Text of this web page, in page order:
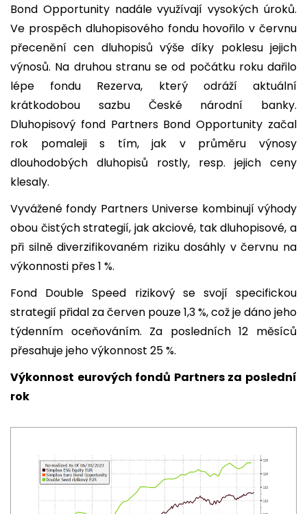
Bond Opportunity nadále využívají vysokých úroků.
Ve prospěch dluhopisového fondu hovořilo v červnu
přecenění cen dluhopisů výše díky poklesu jejich
výnosů. Na druhou stranu se od počátku roku dařilo
lépe fondu Rezerva, který odráží aktuální
krátkodobou sazbu České národní banky.
Dluhopisový fond Partners Bond Opportunity začal
rok pomaleji s tím, jak v průměru výnosy
dlouhodobých dluhopisů rostly, resp. jejich ceny
klesaly.
Vyvážené fondy Partners Universe kombinují výhody
obou čistých strategií, jak akciové, tak dluhopisové, a
při silně diverzifikovaném riziku dosáhly v červnu na
výkonnosti přes 1 %.
Fond Double Speed rizikový se svojí specifickou
strategií přidal za červen pouze 1,3 %, což je dáno jeho
týdenním oceňováním. Za posledních 12 měsíců
přesahuje jeho výkonnost 25 %.
Výkonnost eurových fondů Partners za poslední
rok